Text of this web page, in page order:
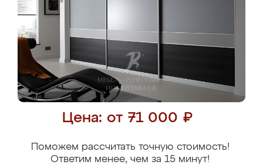
Цена: от 71 000 ₽
Поможем рассчитать точную стоимость!
Ответим менее, чем за 15 минут!